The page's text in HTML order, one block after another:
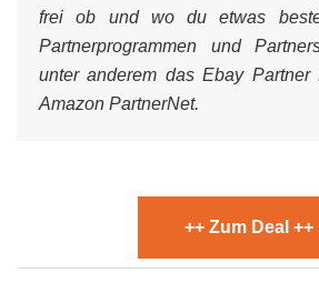
frei ob und wo du etwas
Partnerprogrammen und
unter anderem das Ebay Partner
Amazon PartnerNet.
++ Zum Deal ++